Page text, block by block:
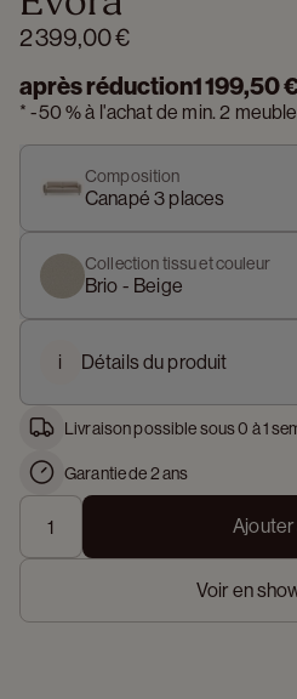
2 399,00 €
après réduction1 199,50
*-50 %à l'achat de min. 2
Composition
Canapé 3 places
Collection tissu et couleur
Brio - Beige
i Détails du produit
Livraison possible sous 0 à 1
Garantie de 2 ans
Ajouter
Voir en